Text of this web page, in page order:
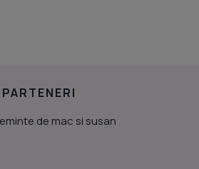
PARTENERI